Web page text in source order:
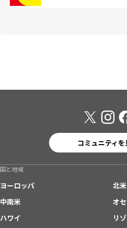
コミュニティを
国と地域
ヨーロッパ
北米
中南米
オ
ハワイ
リ